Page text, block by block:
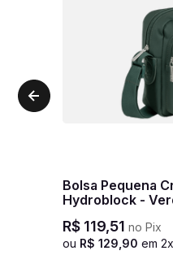
Bolsa Pequena
Hydroblock -
R$ 119,51 no Pix
ou R$ 129 90 em 2